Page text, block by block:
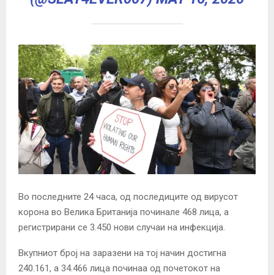
Во последните 24 часа, од последиците од вирусот
корона во Велика Британија починале 468 лица, а
регистрирани се 3.450 нови случаи на инфекција.
Вкупниот број на заразени на тој начин достигна
240.161, а 34.466 лица починаа од почетокот на